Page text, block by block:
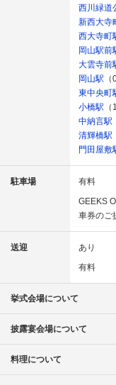
西川緑道
新西大寺
西大寺町
岡山駅前
大雲寺前
岡山駅
東中央町
小橋駅
中納言駅
清輝橋駅
門田屋敷
駐車場
有料
GEEKS
車券のご
送迎
あり
有料
挙式会場について
披露宴会場について
料理について